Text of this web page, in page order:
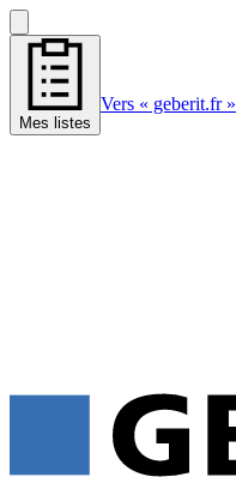
Mes listes
Vers « geberit.fr »